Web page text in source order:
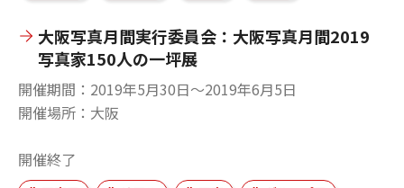
大阪写真月間実行委員会：大阪写真月間2019
写真家150人の一坪展
開催期間
2019年5月30日〜2019年6月5日
開催場所
大阪
開催終了